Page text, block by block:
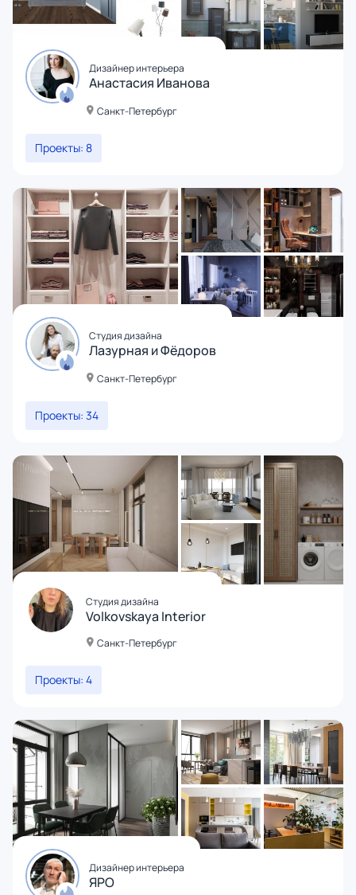
Дизайнер интерьера
Анастасия Иванова
Санкт-Петербург
Проекты: 8
Студия дизайна
Лазурная и Фёдоров
Санкт-Петербург
Проекты: 34
Студия дизайна
Volkovskaya Interior
Санкт-Петербург
Проекты: 4
Дизайнер интерьера
ЯРО